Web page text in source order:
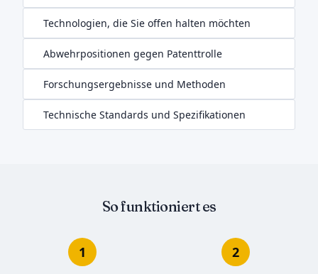
Technologien, die Sie offen halten möchten
Abwehrpositionen gegen Patenttrolle
Forschungsergebnisse und Methoden
Technische Standards und Spezifikationen
So funktioniert es
1 2